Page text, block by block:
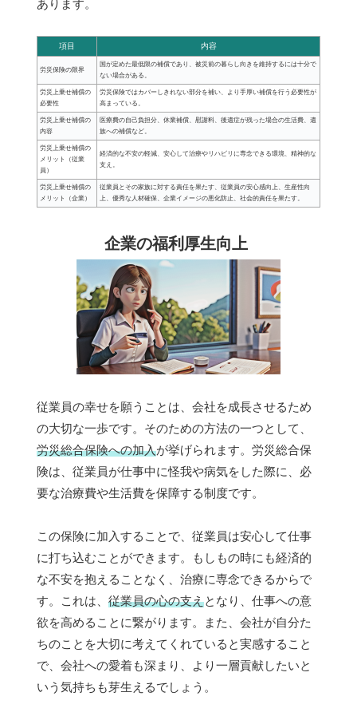
あります。
項目 内容
労災保険の限界
国が定めた最低限の補償であり、被災前の暮らし向きを維持するには十分で
ない場合がある。
労災上乗せ補償の
必要性
労災保険ではカバーしきれない部分を補い、より手厚い補償を行う必要性が
高まっている。
労災上乗せ補償の
内容
医療費の自己負担分、休業補償、慰謝料、後遺症が残った場合の生活費、遺
族への補償など。
労災上乗せ補償の
メリット（従業
員）
経済的な不安の軽減、安心して治療やリハビリに専念できる環境、精神的な
支え。
労災上乗せ補償の
メリット（企業）
従業員とその家族に対する責任を果たす、従業員の安心感向上、生産性向
上、優秀な人材確保、企業イメージの悪化防止、社会的責任を果たす。
企業の福利厚生向上
従業員の幸せを願うことは、会社を成長させるため
の大切な一歩です。そのための方法の一つとして、
労災総合保険への加入が挙げられます。労災総合保
険は、従業員が仕事中に怪我や病気をした際に、必
要な治療費や生活費を保障する制度です。
この保険に加入することで、従業員は安心して仕事
に打ち込むことができます。もしもの時にも経済的
な不安を抱えることなく、治療に専念できるからで
す。これは、 従業員の心の支えとなり、仕事への意
欲を高めることに繋がります。また、会社が自分た
ちのことを大切に考えてくれていると実感すること
で、会社への愛着も深まり、より一層貢献したいと
いう気持ちも芽生えるでしょう。